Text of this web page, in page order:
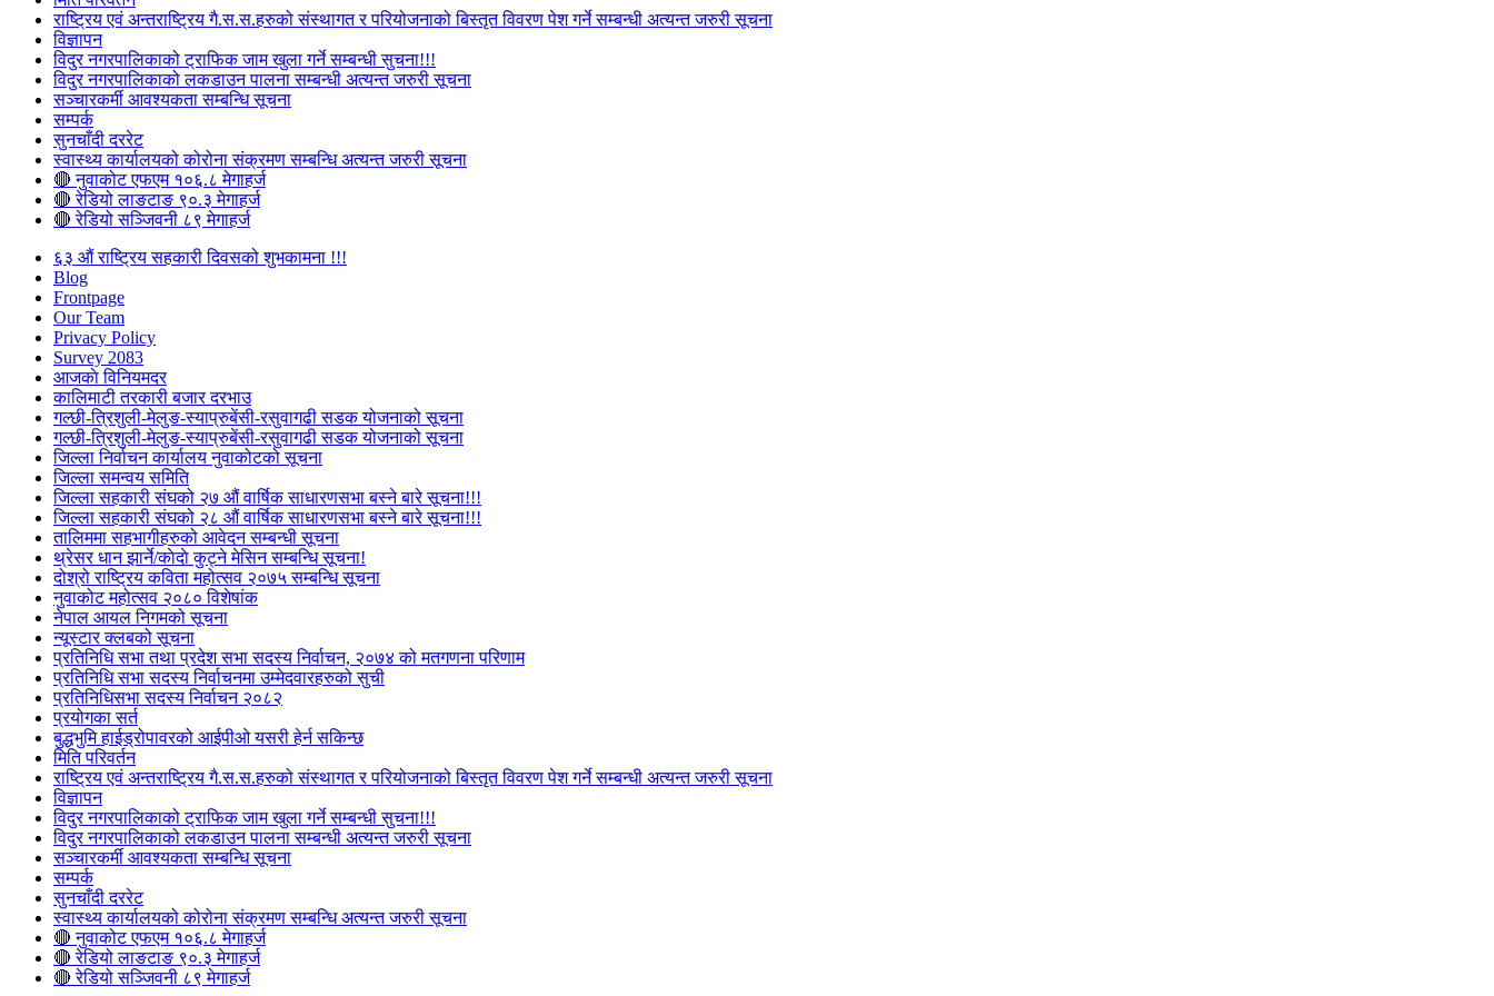
राष्ट्रिय एवं अन्तराष्ट्रिय गै.स.स.हरुको संस्थागत र परियोजनाको बिस्तृत विवरण पेश गर्ने सम्बन्धी अत्यन्त जरुरी सूचना
विज्ञापन
विदुर नगरपालिकाको ट्राफिक जाम खुला गर्ने सम्बन्धी सुचना!!!
विदुर नगरपालिकाको लकडाउन पालना सम्बन्धी अत्यन्त जरुरी सूचना
सञ्चारकर्मी आवश्यकता सम्बन्धि सूचना
सम्पर्क
सुनचाँदी दररेट
स्वास्थ्य कार्यालयको कोरोना संक्रमण सम्बन्धि अत्यन्त जरुरी सूचना
🔴 नुवाकोट एफएम १०६.८ मेगाहर्ज
🔴 रेडियो लाङटाङ ९०.३ मेगाहर्ज
🔴 रेडियो सञ्जिवनी ८९ मेगाहर्ज
६३ औं राष्ट्रिय सहकारी दिवसको शुभकामना !!!
Blog
Frontpage
Our Team
Privacy Policy
Survey 2083
आजकाे विनियमदर
कालिमाटी तरकारी बजार दरभाउ
गल्छी-त्रिशुली-मेलुङ-स्याप्रुबेंसी-रसुवागढी सडक योजनाको सूचना
गल्छी-त्रिशुली-मेलुङ-स्याप्रुबेंसी-रसुवागढी सडक योजनाको सूचना
जिल्ला निर्वाचन कार्यालय नुवाकोटको सूचना
जिल्ला समन्वय समिति
जिल्ला सहकारी संघको २७ औं वार्षिक साधारणसभा बस्ने बारे सूचना!!!
जिल्ला सहकारी संघको २८ औं वार्षिक साधारणसभा बस्ने बारे सूचना!!!
तालिममा सहभागीहरुको आवेदन सम्बन्धी सूचना
थ्रेसर धान झार्ने/काेदाे कुट्ने मेसिन सम्बन्धि सूचना!
दोश्रो राष्ट्रिय कविता महोत्सव २०७५ सम्बन्धि सूचना
नुवाकोट महोत्सव २०८० विशेषांक
नेपाल आयल निगमको सूचना
न्यूस्टार क्लबको सूचना
प्रतिनिधि सभा तथा प्रदेश सभा सदस्य निर्वाचन, २०७४ को मतगणना परिणाम
प्रतिनिधि सभा सदस्य निर्वाचनमा उम्मेदवारहरुको सुची
प्रतिनिधिसभा सदस्य निर्वाचन २०८२
प्रयोगका सर्त
बुद्धभुमि हाईड्रोपावरको आईपीओ यसरी हेर्न सकिन्छ
मिति परिवर्तन
राष्ट्रिय एवं अन्तराष्ट्रिय गै.स.स.हरुको संस्थागत र परियोजनाको बिस्तृत विवरण पेश गर्ने सम्बन्धी अत्यन्त जरुरी सूचना
विज्ञापन
विदुर नगरपालिकाको ट्राफिक जाम खुला गर्ने सम्बन्धी सुचना!!!
विदुर नगरपालिकाको लकडाउन पालना सम्बन्धी अत्यन्त जरुरी सूचना
सञ्चारकर्मी आवश्यकता सम्बन्धि सूचना
सम्पर्क
सुनचाँदी दररेट
स्वास्थ्य कार्यालयको कोरोना संक्रमण सम्बन्धि अत्यन्त जरुरी सूचना
🔴 नुवाकोट एफएम १०६.८ मेगाहर्ज
🔴 रेडियो लाङटाङ ९०.३ मेगाहर्ज
🔴 रेडियो सञ्जिवनी ८९ मेगाहर्ज